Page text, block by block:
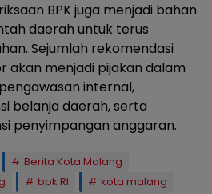
BPK juga menjadi bahan
daerah untuk terus
Sejumlah rekomendasi
akan menjadi pijakan dalam
internal,
belanja daerah, serta
penyimpangan anggaran.
Berita Kota Malang
bpk RI
kota malang